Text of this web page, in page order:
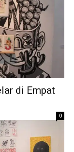
di Empat
0